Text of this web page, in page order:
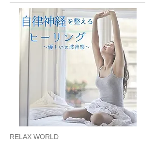
RELAX WORLD